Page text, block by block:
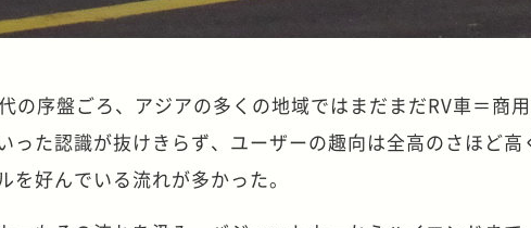
の序盤ごろ、アジアの多くの地域ではまだまだRV車＝商
った認識が抜けきらず、ユーザーの趣向は全高のさほど
を好んでいる流れが多かった。